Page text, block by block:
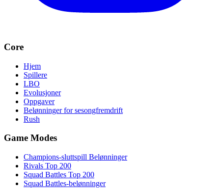
Core
Hjem
Spillere
LBO
Evolusjoner
Oppgaver
Belønninger for sesongfremdrift
Rush
Game Modes
Champions-sluttspill Belønninger
Rivals Top 200
Squad Battles Top 200
Squad Battles-belønninger